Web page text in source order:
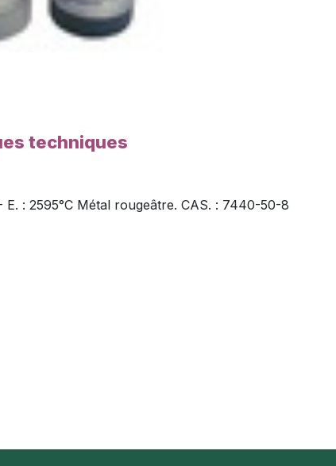
techniques
E. : 2595°C Métal rougeâtre. CAS. : 7440-50-8